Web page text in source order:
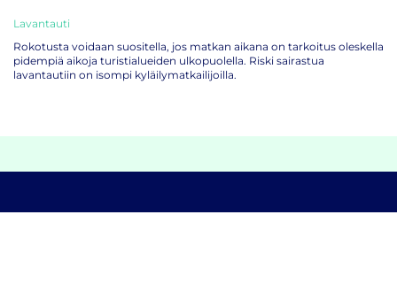
Lavantauti
Rokotusta voidaan suositella, jos matkan aikana on tarkoitus oleskella
pidempiä aikoja turistialueiden ulkopuolella. Riski sairastua
lavantautiin on isompi kyläilymatkailijoilla.